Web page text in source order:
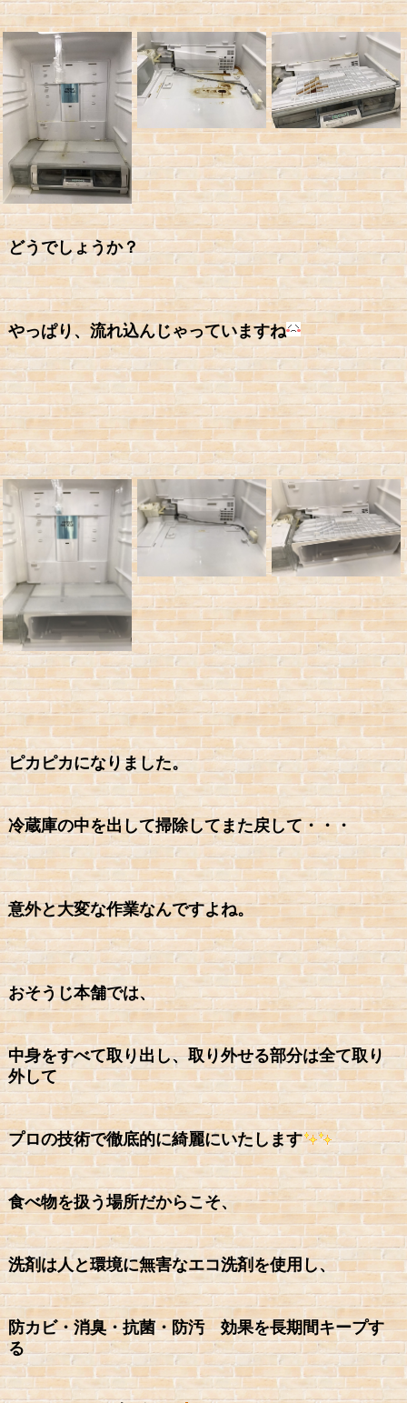
どうでしょうか？
やっぱり、流れ込んじゃっていますね
ピカピカになりました。
冷蔵庫の中を出して掃除してまた戻して・・・
意外と大変な作業なんですよね。
おそうじ本舗では、
中身をすべて取り出し、取り外せる部分は全て取り
外して
プロの技術で徹底的に綺麗にいたします
食べ物を扱う場所だからこそ、
洗剤は人と環境に無害なエコ洗剤を使用し、
防カビ・消臭・抗菌・防汚 効果を長期間キープす
る